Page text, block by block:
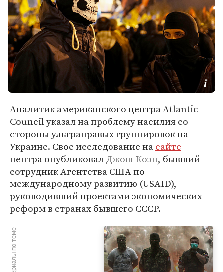
Аналитик американского центра Atlantic
Council указал на проблему насилия со
стороны ультраправых группировок на
Украине. Свое исследование насайте
центра опубликовалДжош Коэн, бывший
сотрудник Агентства США по
международному развитию (USAID),
руководивший проектами экономических
реформ в странах бывшего СССР.
Материалы по теме